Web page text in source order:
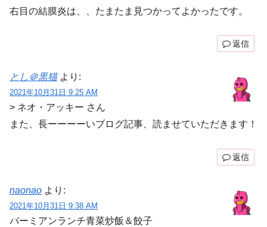
右目の結膜炎は、、たまたま見つかってよかったです。
返信
とし＠黒猫 より:
2021年10月31日 9:25 AM
> ネオ・アッキー さん
また、長ーーーーいブログ記事、読ませていただきます！
返信
naonao より:
2021年10月31日 9:38 AM
バーミアンランチ青菜炒飯＆餃子